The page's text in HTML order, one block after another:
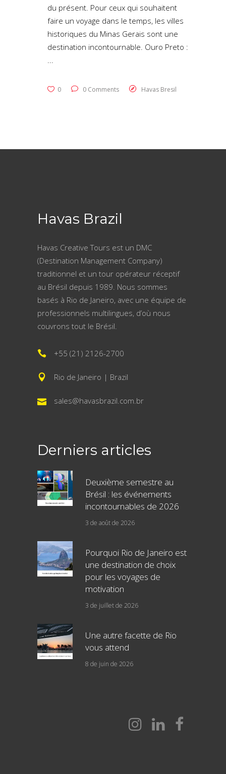
du présent. Pour ceux qui souhaitent
faire un voyage dans le temps, les villes
historiques du Minas Gerais sont une
destination incontournable. Ouro Preto :
0 0 Comments Havas Bresil
Havas Brazil
Havas Creative Tours est un DMC
(Destination Management Company)
traditionnel et un tour opérateur réceptif
au Brésil depuis 1989. Nous sommes
basés à Rio de Janeiro, avec une équipe de
professionnels multilingues, d’où nous
couvrons tout le Brésil.
+55 (21) 2126-2700
Rio de Janeiro | Brazil
sales@havasbrazil.com.br
Derniers articles
Deuxième semestre au
Brésil : les événements
incontournables de 2026
3 de août de 2026
Pourquoi Rio de Janeiro est
une destination de choix
pour les voyages de
motivation
3 de juillet de 2026
Une autre facette de Rio
vous attend
8 de juin de 2026